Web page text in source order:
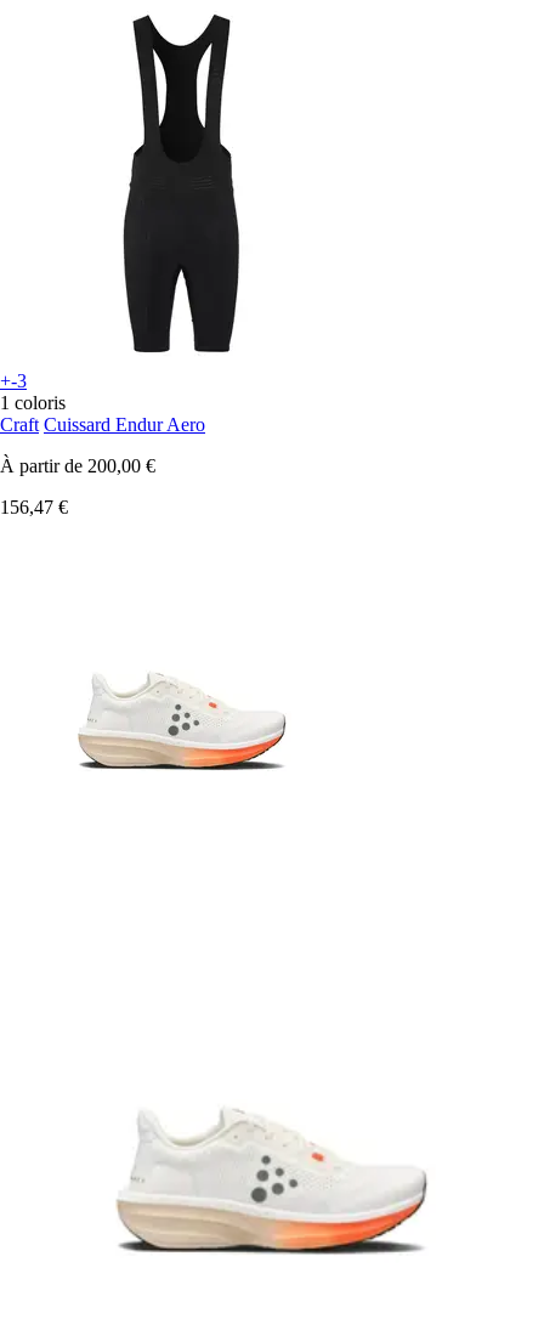
+-3
1 coloris
Craft Cuissard Endur Aero
À partir de 200,00 €
156,47 €